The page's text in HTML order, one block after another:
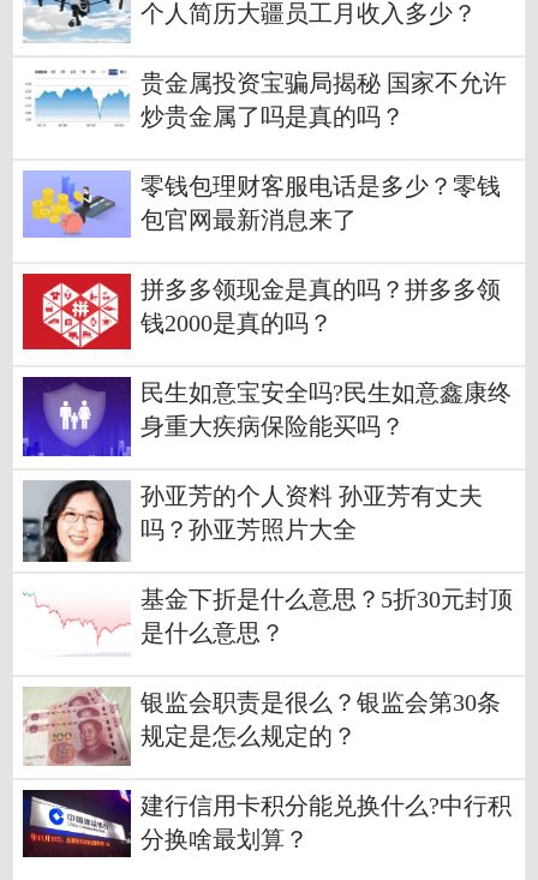
个人简历大疆员工月收入多少？
贵金属投资宝骗局揭秘 国家不允许
炒贵金属了吗是真的吗？
零钱包理财客服电话是多少？零钱
包官网最新消息来了
拼多多领现金是真的吗？拼多多领
钱2000是真的吗？
民生如意宝安全吗?民生如意鑫康终
身重大疾病保险能买吗？
孙亚芳的个人资料 孙亚芳有丈夫
吗？孙亚芳照片大全
基金下折是什么意思？5折30元封顶
是什么意思？
银监会职责是很么？银监会第30条
规定是怎么规定的？
建行信用卡积分能兑换什么?中行积
分换啥最划算？